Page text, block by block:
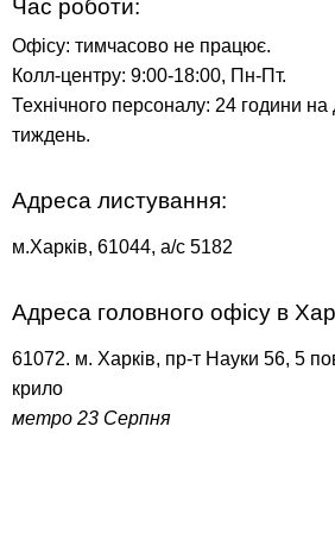
Час роботи:
Офісу: тимчасово не працює.
Колл-центру: 9:00-18:00, Пн-Пт.
Технічного персоналу: 24 години на
тиждень.
Адреса листування:
м.Харків, 61044, а/с 5182
Адреса головного офісу в
61072. м. Харків, пр-т Науки 56, 5
крило
метро 23 Серпня